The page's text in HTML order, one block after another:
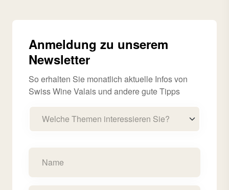
Anmeldung zu unserem
Newsletter
So erhalten Sie monatlich aktuelle Infos von
Swiss Wine Valais und andere gute Tipps
Welche Themen interessieren Sie?